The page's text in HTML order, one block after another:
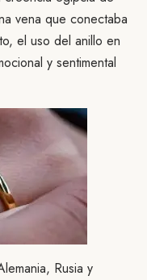
vena que conectaba
el uso del anillo en
y sentimental
Rusia y